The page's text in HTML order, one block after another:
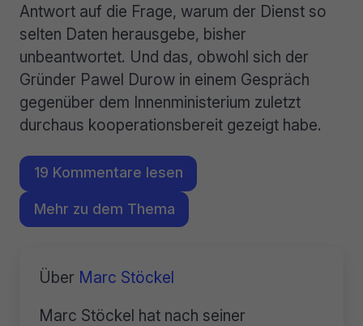
Antwort auf die Frage, warum der Dienst so
selten Daten herausgebe, bisher
unbeantwortet. Und das, obwohl sich der
Gründer Pawel Durow in einem Gespräch
gegenüber dem Innenministerium zuletzt
durchaus kooperationsbereit gezeigt habe.
19 Kommentare lesen
Mehr zu dem Thema
Über Marc Stöckel
Marc Stöckel hat nach seiner